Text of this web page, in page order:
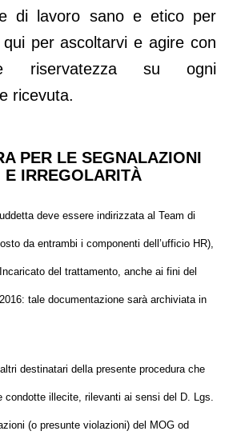
di lavoro sano e etico per
per ascoltarvi e agire con
riservatezza su ogni
ricevuta.
PER LE SEGNALAZIONI
E IRREGOLARITÀ
deve essere indirizzata al Team di
da entrambi i componenti dell’ufficio HR),
del trattamento, anche ai fini del
tale documentazione sarà archiviata in
altri destinatari della presente procedura che
condotte illecite, rilevanti ai sensi del D. Lgs.
(o presunte violazioni) del MOG od